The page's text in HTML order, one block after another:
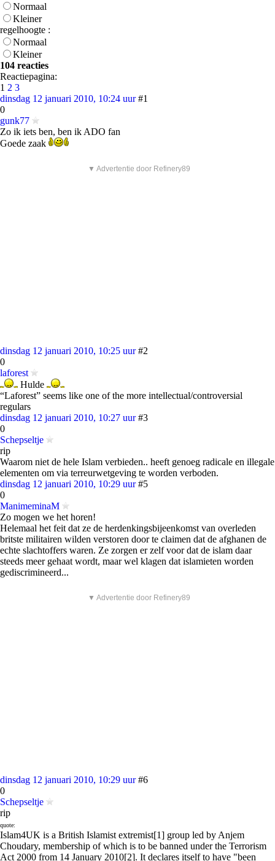
Normaal
Kleiner
regelhoogte :
Normaal
Kleiner
104 reacties
Reactiepagina:
1 2 3
dinsdag 12 januari 2010, 10:24 uur #1
0
gunk77
Zo ik iets ben, ben ik ADO fan
Goede zaak
▼ Advertentie door Refinery89
dinsdag 12 januari 2010, 10:25 uur #2
0
laforest
Hulde
“Laforest” seems like one of the more intellectual/controversial
regulars
dinsdag 12 januari 2010, 10:27 uur #3
0
Schepseltje
rip
Waarom niet de hele Islam verbieden.. heeft genoeg radicale en illegale
elementen om via terreurwetgeving te worden verboden.
dinsdag 12 januari 2010, 10:29 uur #5
0
ManimeminaM
Zo mogen we het horen!
Helemaal het feit dat ze de herdenkingsbijeenkomst van overleden
britste militairen wilden verstoren door te claimen dat de afghanen de
echte slachtoffers waren. Ze zorgen er zelf voor dat de islam daar
steeds meer gehaat wordt, maar wel klagen dat islamieten worden
gediscrimineerd...
▼ Advertentie door Refinery89
dinsdag 12 januari 2010, 10:29 uur #6
0
Schepseltje
rip
quote:
Islam4UK is a British Islamist extremist[1] group led by Anjem
Choudary, membership of which is to be banned under the Terrorism
Act 2000 from 14 January 2010[2]. It declares itself to have "been